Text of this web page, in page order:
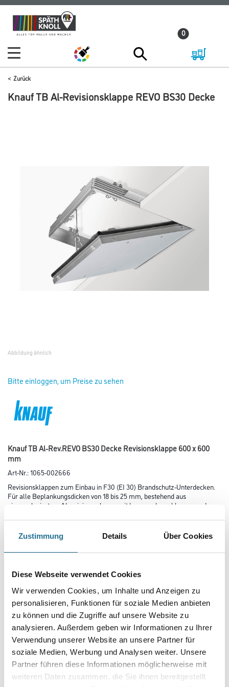
Zustimmung Details Über Cookies
Diese Webseite verwendet Cookies
Wir verwenden Cookies, um Inhalte und Anzeigen zu
personalisieren, Funktionen für soziale Medien anbieten
zu können und die Zugriffe auf unsere Website zu
analysieren. Außerdem geben wir Informationen zu Ihrer
Verwendung unserer Website an unsere Partner für
soziale Medien, Werbung und Analysen weiter. Unsere
Partner führen diese Informationen möglicherweise mit
weiteren Daten zusammen, die Sie ihnen bereitgestellt
Zum
Inhalt
Zum
Navigationsmenü
0
Zurück
Knauf TB Al-Revisionsklappe REVO BS30 Decke
Abbildung ähnlich
Bitte einloggen, um Preise zu sehen
Knauf TB Al-Rev.REVO BS30 Decke Revisionsklappe 600 x 600
mm
Art-Nr.:1065-002666
Revisionsklappen zum Einbau in F30 (EI 30) Brandschutz-Unterdecken.
Für alle Beplankungsdicken von 18 bis 25 mm, bestehend aus
einem eloxiertem Aluminiumrahmen mit herausschwenkbarem und
Diamant Platte, einer Dichtung und einer selbstaktivierenden
Fangsicherung.
Länge in centimeter
Breite in centimeter
Gebinde